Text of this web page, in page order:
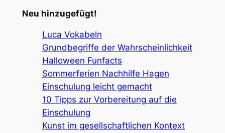
Neu hinzugefügt!
Luca Vokabeln
Grundbegriffe der Wahrscheinlichkeit
Halloween Funfacts
Sommerferien Nachhilfe Hagen
Einschulung leicht gemacht
10 Tipps zur Vorbereitung auf die
Einschulung
Kunst im gesellschaftlichen Kontext